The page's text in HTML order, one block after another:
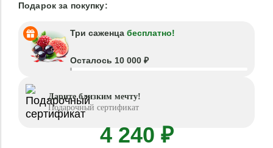
Подарок за покупку:
Три саженца бесплатно!
Осталось 10 000 ₽
Дарите близким мечту!
Подарочный сертификат
4 240 ₽